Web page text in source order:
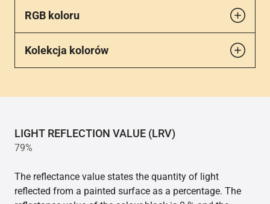
RGB koloru
Kolekcja kolorów
LIGHT REFLECTION VALUE (LRV)
79%
The reflectance value states the quantity of light
reflected from a painted surface as a percentage. The